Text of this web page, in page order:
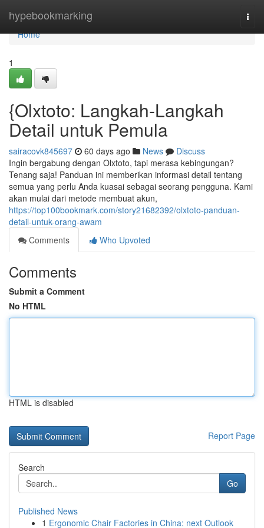
hypebookmarking
Home
Home
1
{Olxtoto: Langkah-Langkah
Detail untuk Pemula
sairacovk845697 60 days ago News
Discuss
Ingin bergabung dengan Olxtoto, tapi merasa kebingungan?
Tenang saja! Panduan ini memberikan informasi detail tentang
semua yang perlu Anda kuasai sebagai seorang pengguna. Kami
akan mulai dari metode membuat akun,
https://top100bookmark.com/story21682392/olxtoto-panduan-
detail-untuk-orang-awam
Comments
Who Upvoted
Comments
Submit a Comment
No HTML
HTML is disabled
Report Page
Search
Go
Published News
1 Ergonomic Chair Factories in China: next Outlook